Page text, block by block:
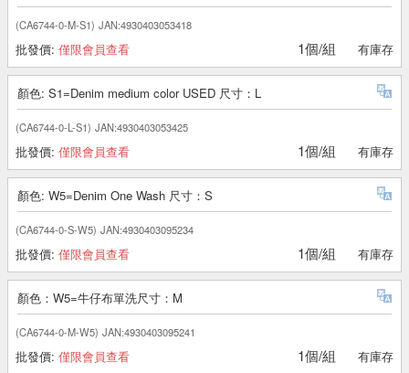
(CA6744-0-M-S1) JAN:4930403053418
批發價: 僅限會員查看 1個/組 有庫存
顏色: S1=Denim medium color USED 尺寸：L
(CA6744-0-L-S1) JAN:4930403053425
批發價: 僅限會員查看 1個/組 有庫存
顏色: W5=Denim One Wash 尺寸：S
(CA6744-0-S-W5) JAN:4930403095234
批發價: 僅限會員查看 1個/組 有庫存
顏色：W5=牛仔布單洗尺寸：M
(CA6744-0-M-W5) JAN:4930403095241
批發價: 僅限會員查看 1個/組 有庫存